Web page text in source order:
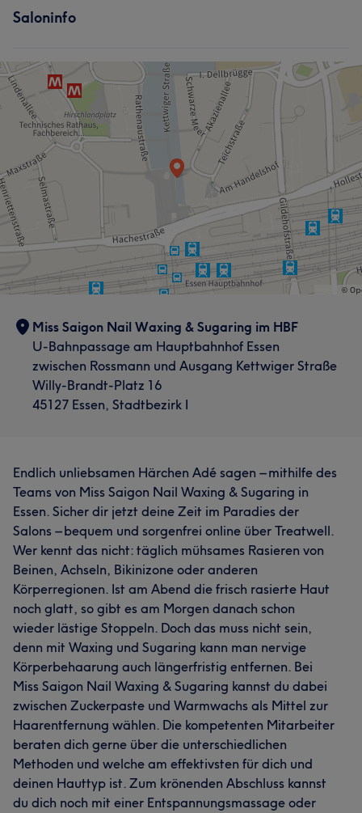
Saloninfo
Miss Saigon Nail Waxing & Sugaring im HBF
U-Bahnpassage am Hauptbahnhof Essen
zwischen Rossmann und Ausgang Kettwiger Straße
Willy-Brandt-Platz 16
45127 Essen, Stadtbezirk I
Endlich unliebsamen Härchen Adé sagen – mithilfe des
Teams von Miss Saigon Nail Waxing & Sugaring in
Essen. Sicher dir jetzt deine Zeit im Paradies der
Salons – bequem und sorgenfrei online über Treatwell.
Wer kennt das nicht: täglich mühsames Rasieren von
Beinen, Achseln, Bikinizone oder anderen
Körperregionen. Ist am Abend die frisch rasierte Haut
noch glatt, so gibt es am Morgen danach schon
wieder lästige Stoppeln. Doch das muss nicht sein,
denn mit Waxing und Sugaring kann man nervige
Körperbehaarung auch längerfristig entfernen. Bei
Miss Saigon Nail Waxing & Sugaring kannst du dabei
zwischen Zuckerpaste und Warmwachs als Mittel zur
Haarentfernung wählen. Die kompetenten Mitarbeiter
beraten dich gerne über die unterschiedlichen
Methoden und welche am effektivsten für dich und
deinen Hauttyp ist. Zum krönenden Abschluss kannst
du dich noch mit einer Entspannungsmassage oder